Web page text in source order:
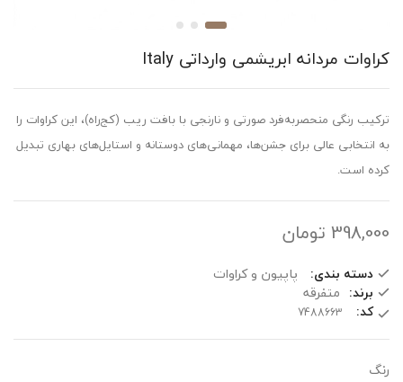
کراوات مردانه ابریشمی وارداتی Italy
ترکیب رنگی منحصربه‌فرد صورتی و نارنجی با بافت ریب (کج‌راه)، این کراوات را
به انتخابی عالی برای جشن‌ها، مهمانی‌های دوستانه و استایل‌های بهاری تبدیل
کرده است.
398,000 تومان
دسته بندی:
پاپیون و کراوات
برند: متفرقه
کد:
رنگ